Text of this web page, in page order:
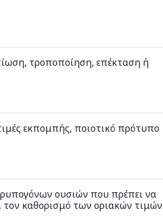
τροποποίηση, επέκταση ή
εκπομπής, ποιοτικό πρότυπο
ουσιών που πρέπει να
τον καθορισμό των οριακών τιμών